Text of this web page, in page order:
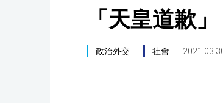
「天皇道歉」
政治外交 社會